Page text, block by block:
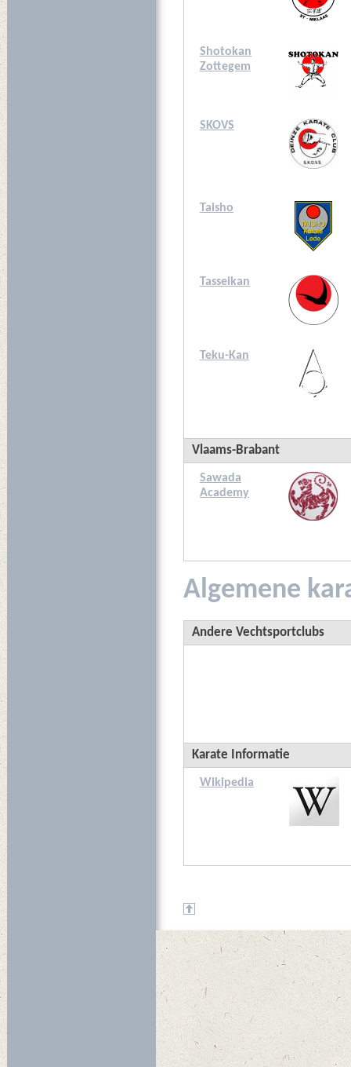
Shotokan
Zottegem
SKOVS
Taisho
Tasseikan
Teku-Kan
Vlaams-Brabant
Sawada
Academy
Algemene
Andere Vechtsportclubs
Karate Informatie
Wikipedia